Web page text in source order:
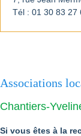
Tél : 01 30 83 27
Associations
Chantiers-
Si vous êtes à la